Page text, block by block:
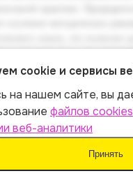
р.
Оплатить
cookie и сервисы
на нашем сайте, вы
файлов cookies
веб-аналитики
Принять